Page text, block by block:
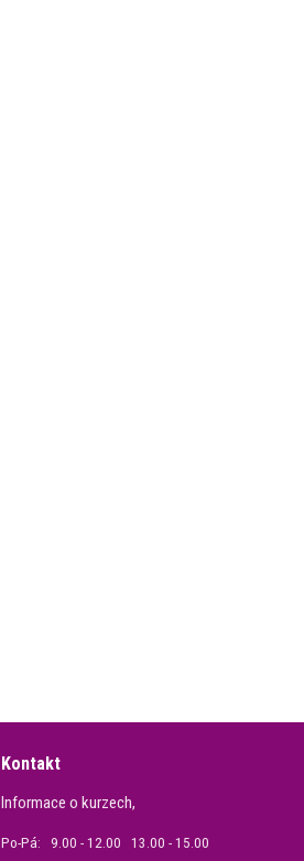
Kontakt
Informace o kurzech,
Po-Pá: 9.00 - 12.00 13.00 - 15.00